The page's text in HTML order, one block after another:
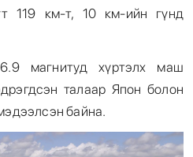
119 км-т, 10 км-ийн гүнд
магнитуд хүртэлх маш
талаар Япон болон
байна.